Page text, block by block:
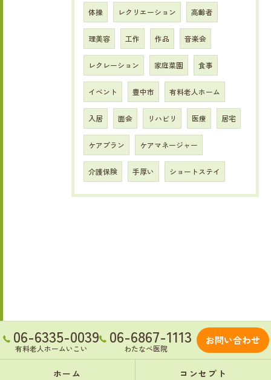
体操 レクリエーション 高齢者
理美容 工作 作品 音楽会
レクレーション 家庭菜園 食事
イベント 豊中市 有料老人ホーム
入居 面会 リハビリ 医療 居宅
ケアプラン ケアマネージャー
介護保険 手厚い ショートステイ
06-6335-0039
有料老人ホームいこい
06-6867-1113
わたなべ医院
お問い合わせ
ホーム コンセプト